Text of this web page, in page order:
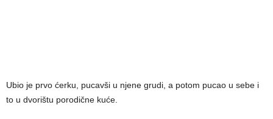
Ubio je prvo ćerku, pucavši u njene grudi, a potom pucao u sebe i
to u dvorištu porodične kuće.